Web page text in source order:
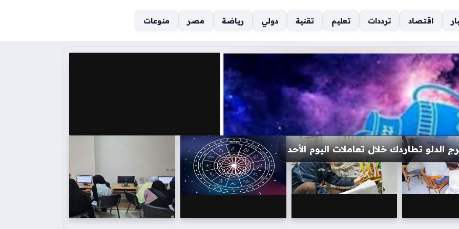
اقتصاد ترددات تعليم تقنية دولي رياضة مصر منوعات
وشروط التقديم المتاحة للطلاب الجدد